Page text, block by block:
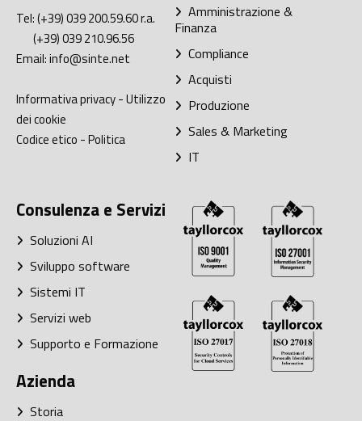
Tel:(+39) 039 200.59.60r.a.
(+39) 039 210.96.56
Email:info@sinte.net
Informativa privacy-Utilizzo
dei cookie
Codice etico -Politica
Amministrazione &
Finanza
Compliance
Acquisti
Produzione
Sales & Marketing
IT
Consulenza e Servizi
Soluzioni AI
Sviluppo software
Sistemi IT
Servizi web
Supporto e Formazione
Azienda
Storia